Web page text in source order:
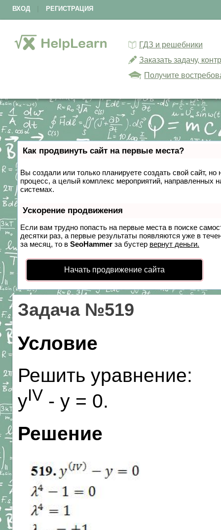
ВХОД РЕГИСТРАЦИЯ
ГДЗ и решебники
Заказать задачу,
Получите
Как продвинуть сайт на первые места?
Вы создали или только планируете создать свой сайт,
процесс, а целый комплекс мероприятий, направленных
системах.
Ускорение продвижения
Если вам трудно попасть на первые места в поиске
десятки раз, а первые результаты появляются уже в
за месяц, то в SeoHammer за бустер вернут деньги.
Начать продвижение сайта
Задача №519
Условие
Решить уравнение:
yIV - y = 0.
Решение